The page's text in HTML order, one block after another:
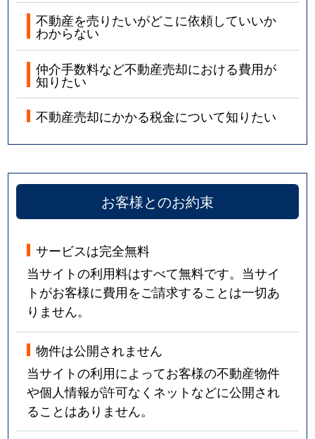
不動産を売りたいがどこに依頼していいか
わからない
仲介手数料など不動産売却における費用が
知りたい
不動産売却にかかる税金について知りたい
お客様とのお約束
サービスは完全無料
当サイトの利用料はすべて無料です。当サイ
トがお客様に費用をご請求することは一切あ
りません。
物件は公開されません
当サイトの利用によってお客様の不動産物件
や個人情報が許可なくネットなどに公開され
ることはありません。